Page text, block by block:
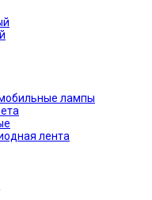
лампы
лента